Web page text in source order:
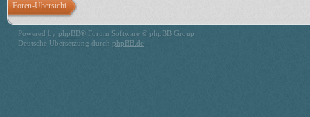
Foren-Übersicht
Powered by phpBB® Forum Software © phpBB Group
Deutsche Übersetzung durch phpBB.de